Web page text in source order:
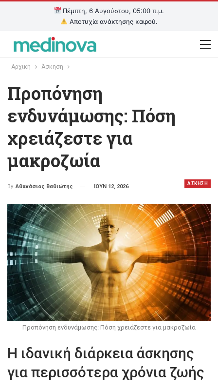
Πέμπτη, 6 Αυγούστου, 05:00 π.μ.
Αποτυχία ανάκτησης καιρού.
Αρχική Άσκηση
Προπόνηση
ενδυνάμωσης: Πόση
χρειάζεστε για
μακροζωία
ΑΣΚΗΣΗ
By Αθανάσιος Βαθιώτης ΙΟΥΝ 12, 2026
Προπόνηση ενδυνάμωσης: Πόση χρειάζεστε για μακροζωία
Η ιδανική διάρκεια άσκησης
για περισσότερα χρόνια ζωής